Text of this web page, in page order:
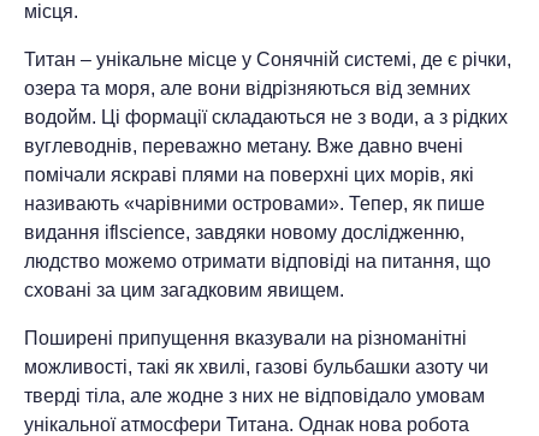
місця.
Титан – унікальне місце у Сонячній системі, де є річки,
озера та моря, але вони відрізняються від земних
водойм. Ці формації складаються не з води, а з рідких
вуглеводнів, переважно метану. Вже давно вчені
помічали яскраві плями на поверхні цих морів, які
називають «чарівними островами». Тепер, як пише
видання iflscience, завдяки новому дослідженню,
людство можемо отримати відповіді на питання, що
сховані за цим загадковим явищем.
Поширені припущення вказували на різноманітні
можливості, такі як хвилі, газові бульбашки азоту чи
тверді тіла, але жодне з них не відповідало умовам
унікальної атмосфери Титана. Однак нова робота